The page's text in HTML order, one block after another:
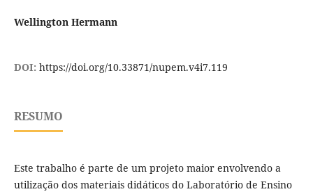
Wellington Hermann
DOI: https://doi.org/10.33871/nupem.v4i7.119
RESUMO
Este trabalho é parte de um projeto maior envolvendo a
utilização dos materiais didáticos do Laboratório de Ensino